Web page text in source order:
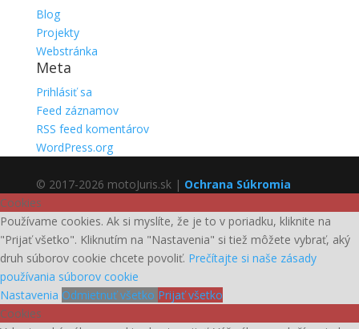
Blog
Projekty
Webstránka
Meta
Prihlásiť sa
Feed záznamov
RSS feed komentárov
WordPress.org
© 2017-2026 motoJuris.sk | Ochrana Súkromia
Cookies
Používame cookies. Ak si myslíte, že je to v poriadku, kliknite na
"Prijať všetko". Kliknutím na "Nastavenia" si tiež môžete vybrať, aký
druh súborov cookie chcete povoliť. Prečítajte si naše zásady
používania súborov cookie
Nastavenia Odmietnuť všetko Prijať všetko
Cookies